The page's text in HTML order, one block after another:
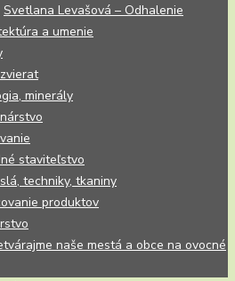
Svetlana Levašová – Odhalenie
a umenie
minerály
staviteľstvo
techniky, tkaniny
produktov
naše mestá a obce na ovocné